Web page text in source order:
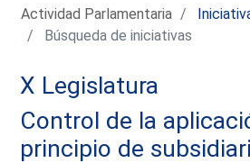
Actividad Parlamentaria
Búsqueda de iniciativas
X Legislatura
Control de la
principio de